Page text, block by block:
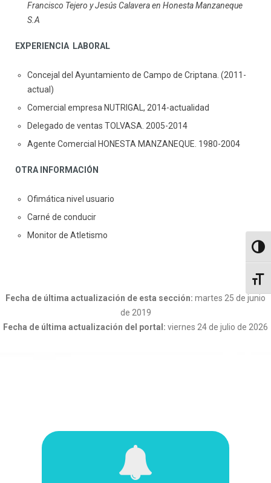
Francisco Tejero y Jesús Calavera en Honesta Manzaneque
S.A
EXPERIENCIA LABORAL
Concejal del Ayuntamiento de Campo de Criptana. (2011-
actual)
Comercial empresa NUTRIGAL, 2014-actualidad
Delegado de ventas TOLVASA. 2005-2014
Agente Comercial HONESTA MANZANEQUE. 1980-2004
OTRA INFORMACIÓN
Ofimática nivel usuario
Carné de conducir
Monitor de Atletismo
Fecha de última actualización de esta sección: martes 25 de junio
de 2019
Fecha de última actualización del portal: viernes 24 de julio de 2026